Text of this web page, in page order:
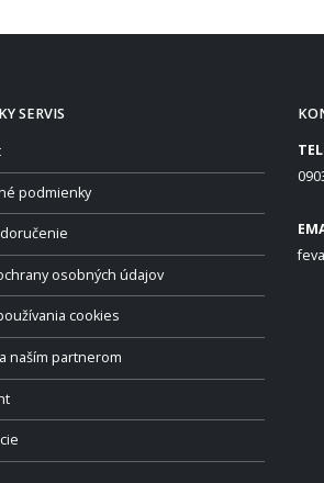
SERVIS
podmienky
osobných údajov
cookies
naším partnerom